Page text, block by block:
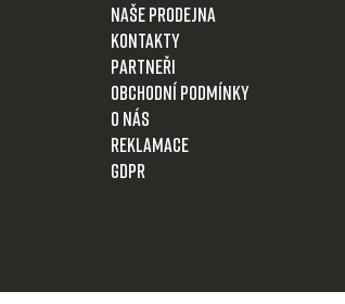
Naše prodejna
Kontakty
Partneři
Obchodní podmínky
O nás
Reklamace
GDPR